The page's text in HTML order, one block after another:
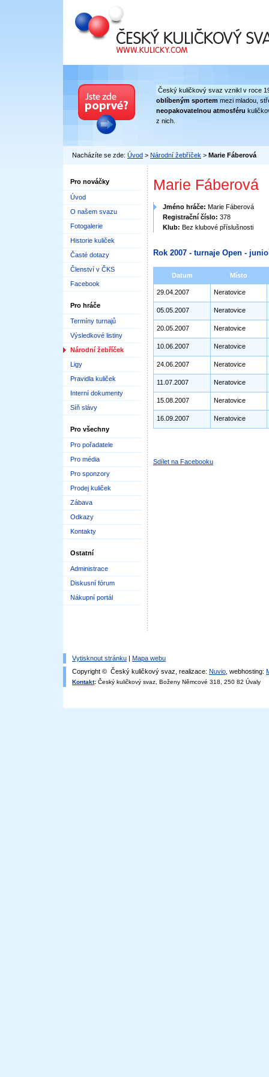
Český kuličkový svaz
Český kuličkový svaz vznikl v roce
oblíbeným sportem mezi mladou,
neopakovatelnou atmosféru
z nich.
Nacházíte se zde: Úvod > Národní žebříček > Marie Fáberová
Pro nováčky
Úvod
O našem svazu
Fotogalerie
Historie kuliček
Časté dotazy
Členství v ČKS
Facebook
Pro hráče
Termíny turnajů
Výsledkové listiny
Národní žebříček
Ligy
Pravidla kuliček
Interní dokumenty
Síň slávy
Pro všechny
Pro pořadatele
Pro média
Pro sponzory
Prodej kuliček
Zábava
Odkazy
Kontakty
Ostatní
Administrace
Diskusní fórum
Nákupní portál
Marie Fáberová
Jméno hráče: Marie Fáberová
Registrační číslo: 378
Klub: Bez klubové příslušnosti
Rok 2007 - turnaje Open -
Datum Místo
29.04.2007 Neratovice
05.05.2007 Neratovice
20.05.2007 Neratovice
10.06.2007 Neratovice
24.06.2007 Neratovice
11.07.2007 Neratovice
15.08.2007 Neratovice
16.09.2007 Neratovice
Sdílet na Facebooku
Vytisknout stránku | Mapa webu
Copyright © Český kuličkový svaz, realizace: Nuvio , webhosting:
Kontakt: Český kuličkový svaz, Boženy Němcové 318, 250 82 Úvaly